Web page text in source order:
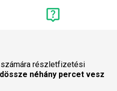
számára részletfizetési
néhány percet vesz